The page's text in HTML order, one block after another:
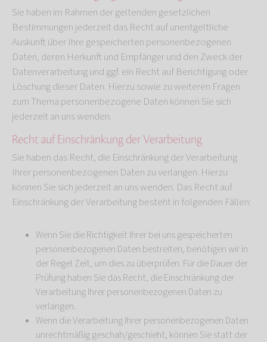
Sie haben im Rahmen der geltenden gesetzlichen
Bestimmungen jederzeit das Recht auf unentgeltliche
Auskunft über Ihre gespeicherten personenbezogenen
Daten, deren Herkunft und Empfänger und den Zweck der
Datenverarbeitung und ggf. ein Recht auf Berichtigung oder
Löschung dieser Daten. Hierzu sowie zu weiteren Fragen
zum Thema personenbezogene Daten können Sie sich
jederzeit an uns wenden.
Recht auf Einschränkung der Verarbeitung
Sie haben das Recht, die Einschränkung der Verarbeitung
Ihrer personenbezogenen Daten zu verlangen. Hierzu
können Sie sich jederzeit an uns wenden. Das Recht auf
Einschränkung der Verarbeitung besteht in folgenden Fällen:
Wenn Sie die Richtigkeit Ihrer bei uns gespeicherten
personenbezogenen Daten bestreiten, benötigen wir in
der Regel Zeit, um dies zu überprüfen. Für die Dauer der
Prüfung haben Sie das Recht, die Einschränkung der
Verarbeitung Ihrer personenbezogenen Daten zu
verlangen.
Wenn die Verarbeitung Ihrer personenbezogenen Daten
unrechtmäßig geschah/geschieht, können Sie statt der